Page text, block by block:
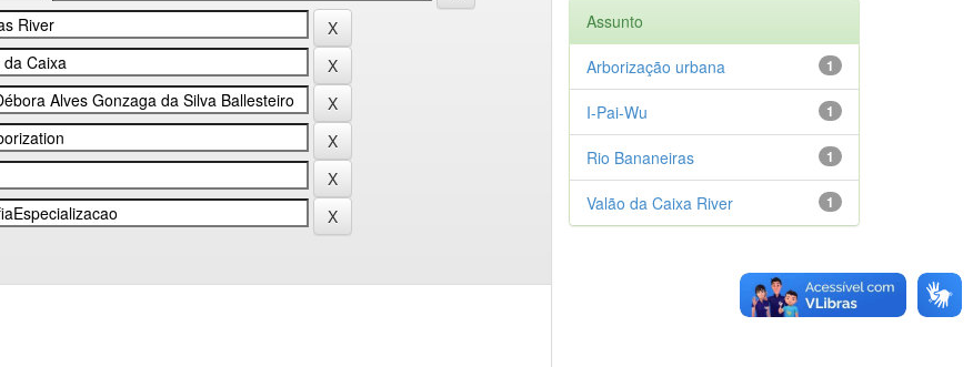
Assunto
1
Arborização urbana
1
I-Pai-Wu
1
Rio Bananeiras
1
Valão da Caixa River